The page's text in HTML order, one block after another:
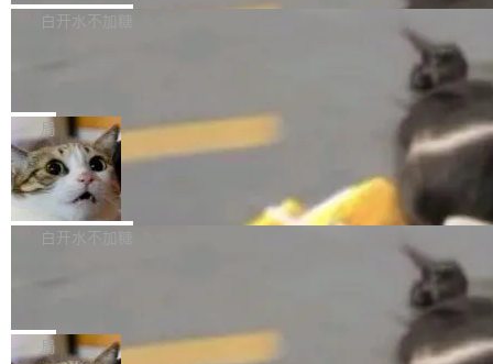
w 不要求标准普通话，方言识别覆盖粤语、吴语
容提供的字体时出现的几个问题 为避免音频加
质的最低采样率）的音频格式将被拒绝 修复了 C
SS 圆角虚线样式中可能存在的问题 如果表单中
的图像元素不在同一个子树中，则它们将不再关
联 加...
发布的 Release Notes，他利用 AI 工具（如 Co
最强的若干项。对于尚未正式发版的 PG 19，则
通过拉取过去一年内（从 PG 18 Beta1 时间点
至今）的所有 commit，同样交由 AI 分析提炼。
经过人工复核，准确度令人满意。这一方法也为
社区爱好者提供了高效跟踪新版本的思路。
白开水不加糖
维护工作一直与我的日常工作、家务、社交生活
和休闲娱乐竞争时间。" 这是 libexpat 维护者 S
ebastian Pipping 写在博客里的话。8 月 4 日，
他宣布了一个新消息：从 2026 年 8 月 1 日起，
他可以全职维护 libexpat 了，最长 6 个月。发
库之一。你的操作系统、浏览器、无数的基础设
局
Firefox 153.0.3 发布
Firefox 153.0.3 现已发布，具体更新内容如
下： New Smart Window 包含多项增强功能：
gi?id=2019042">Bug&nbsp;2019042</a>）</l
白开水不加糖
的 npm 包。项目的核心论点是：容器不适合 Ag
局